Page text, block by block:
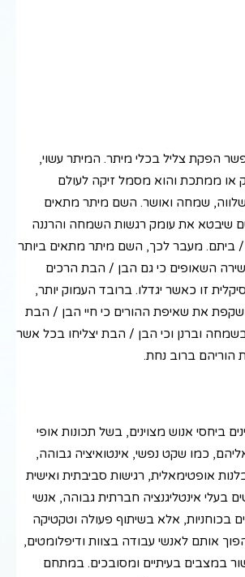
הפקת צליל בכלי מיתר. המיתר עשוי,
או ממתכת והוא מסמל זיקה לעולם
שמחה ואושר. השם מיתר מתאים
שיבטא את עומק רגשות השמחה והרננה
ביתם. מעבר לכך, השם מיתר מתאים ביותר
ושירה השאופים כי גם הבן / הבת הרכים
זו כאשר יגדלו. ברובד העמוק יותר,
את שאיפת ההורים כי חיי הבן / הבת
בשמחה וברנן וכי הבן / הבת יצליחו בכל אשר
הוריהם ברוב נחת.
ביחסי אנוש מצוינים, בשל תכונות אופי
כמו שקט נפשי, אינטואיציה גבוהה,
אופטימאלית, רגישות סביבתית ואישית
בעלי אינטליגנציה חברתית גבוהה, אנשי
בכוחניות, אלא בשיתוף פעולה וטקטיקה
אותם לאנשי עבודה בצוות ודיפלומטים,
במצבים בעיתיים ומסובכים. במתחם